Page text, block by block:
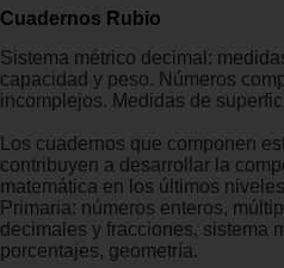
Cuadernos Rubio
Sistema métrico decimal:
capacidad y peso. Números
incomplejos. Medidas de
Los cuadernos que componen
contribuyen a desarrollar la
matemática en los últimos
Primaria: números enteros,
decimales y fracciones, sistema
porcentajes, geometría.